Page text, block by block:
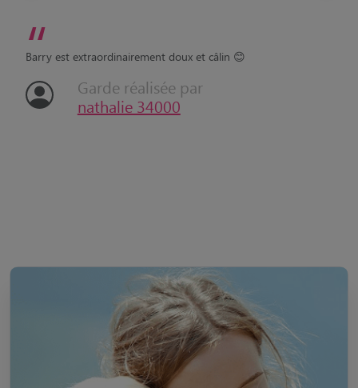
“
Barry est extraordinairement doux et câlin 😊
Garde réalisée par
nathalie 34000